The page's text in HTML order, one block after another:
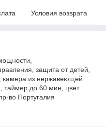
Условия возврата
защита от детей,
камера из нержавеющей
таймер до 60 мин, цвет
во Португалия